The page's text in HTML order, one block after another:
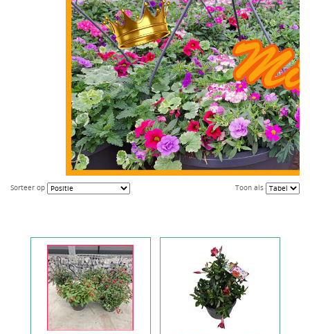
Toon als
Sorteer op